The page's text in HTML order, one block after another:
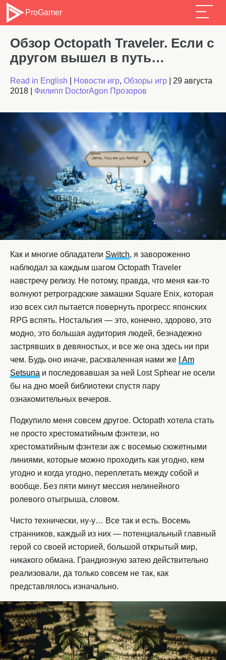
ProGamer
Обзор Octopath Traveler. Если с
другом вышел в путь…
Read in English Новости игр, Обзоры игр
29 августа
2018
Филипп DoctorAgon Прозоров
Как и многие обладатели Switch, я завороженно
наблюдал за каждым шагом Octopath Traveler
навстречу релизу. Не потому, правда, что меня как-то
волнуют ретроградские замашки Square Enix, которая
изо всех сил пытается повернуть прогресс японских
RPG вспять. Ностальгия — это, конечно, здорово, это
модно, это большая аудитория людей, безнадежно
застрявших в девяностых, и все же она здесь ни при
чем. Будь оно иначе, расхваленная нами же
I Am
Setsuna и последовавшая за ней Lost Sphear не осели
бы на дно моей библиотеки спустя пару
ознакомительных вечеров.
Подкупило меня совсем другое. Octopath хотела стать
не просто хрестоматийным фэнтези, но
хрестоматийным фэнтези аж с восемью сюжетными
линиями, которые можно проходить как угодно, кем
угодно и когда угодно, переплетать между собой и
вообще. Без пяти минут мессия нелинейного
ролевого отыгрыша, словом.
Чисто технически, ну-у… Все так и есть. Восемь
странников, каждый из них — потенциальный главный
герой со своей историей, большой открытый мир,
никакого обмана. Грандиозную затею действительно
реализовали, да только совсем не так, как
представлялось изначально.